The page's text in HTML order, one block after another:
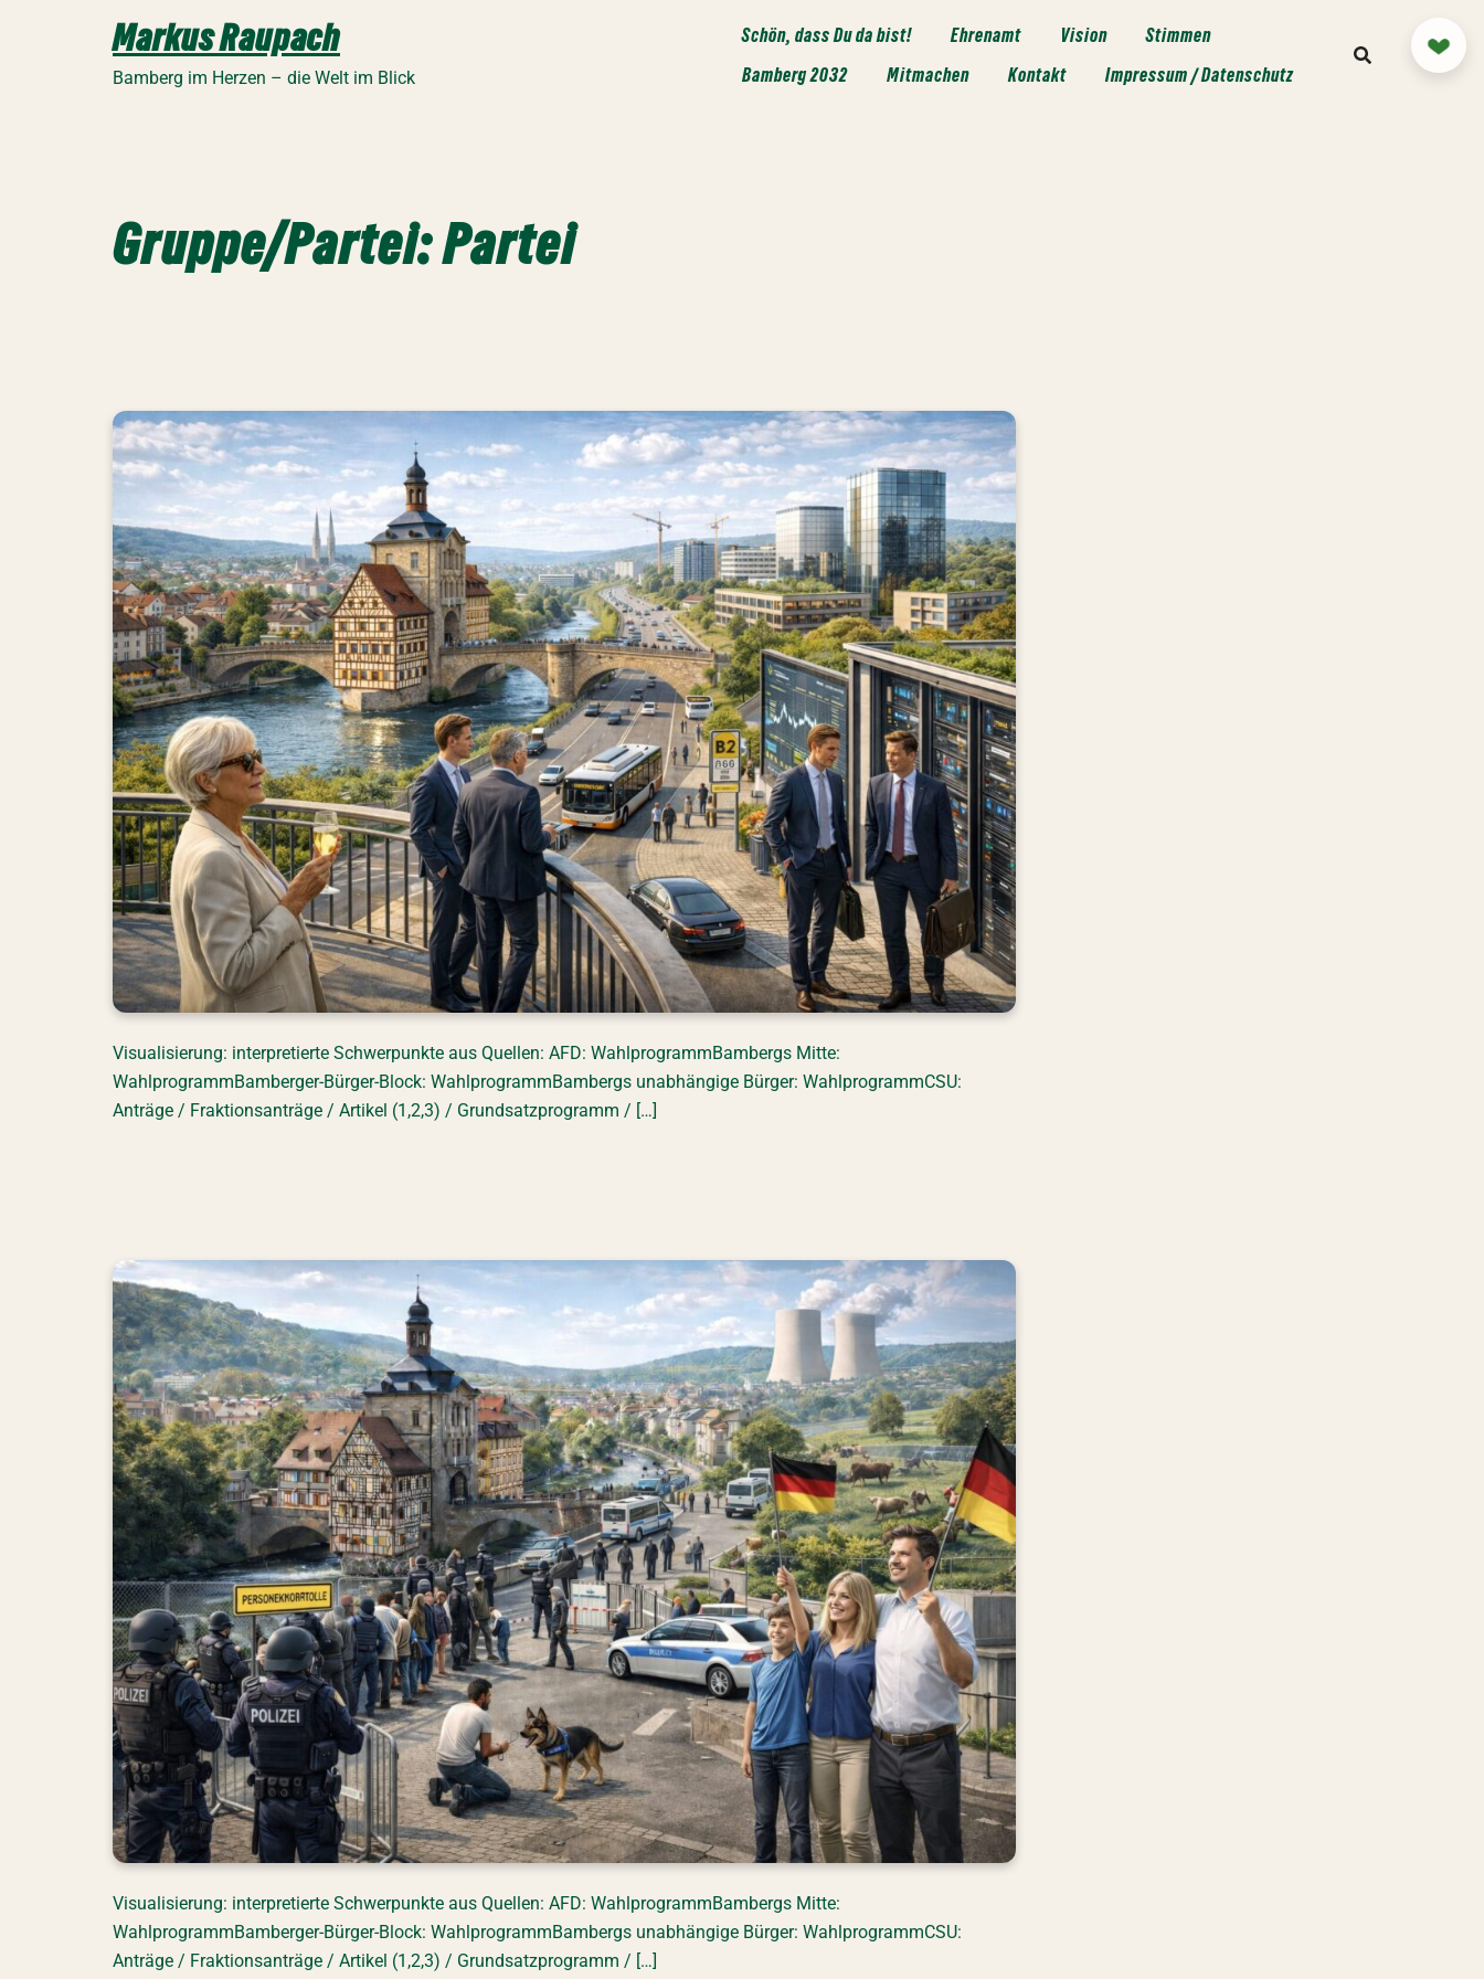
Markus Raupach
Bamberg im Herzen – die Welt im Blick
Schön, dass Du da bist! Ehrenamt Vision
Stimmen
Bamberg 2032
Mitmachen Kontakt Impressum / Datenschutz
Gruppe/Partei:Partei
Visualisierung: interpretierte Schwerpunkte aus Quellen: AFD: WahlprogrammBambergs Mitte:
WahlprogrammBamberger-Bürger-Block: WahlprogrammBambergs unabhängige Bürger: WahlprogrammCSU:
Anträge / Fraktionsanträge / Artikel (1,2,3) / Grundsatzprogramm / […]
Visualisierung: interpretierte Schwerpunkte aus Quellen: AFD: WahlprogrammBambergs Mitte:
WahlprogrammBamberger-Bürger-Block: WahlprogrammBambergs unabhängige Bürger: WahlprogrammCSU:
Anträge / Fraktionsanträge / Artikel (1,2,3) / Grundsatzprogramm / […]